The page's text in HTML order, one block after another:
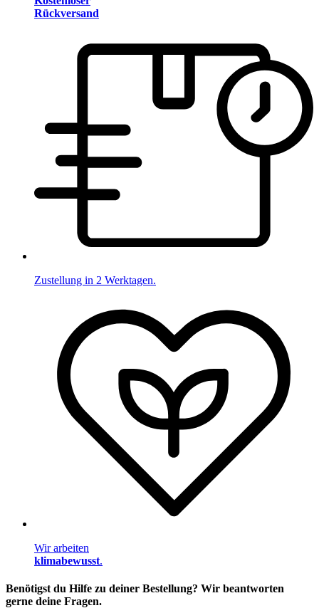
Rückversand
Zustellung in 2 Werktagen.
Wir arbeiten
klimabewusst.
Benötigst du Hilfe zu deiner Bestellung? Wir beantworten
gerne deine Fragen.